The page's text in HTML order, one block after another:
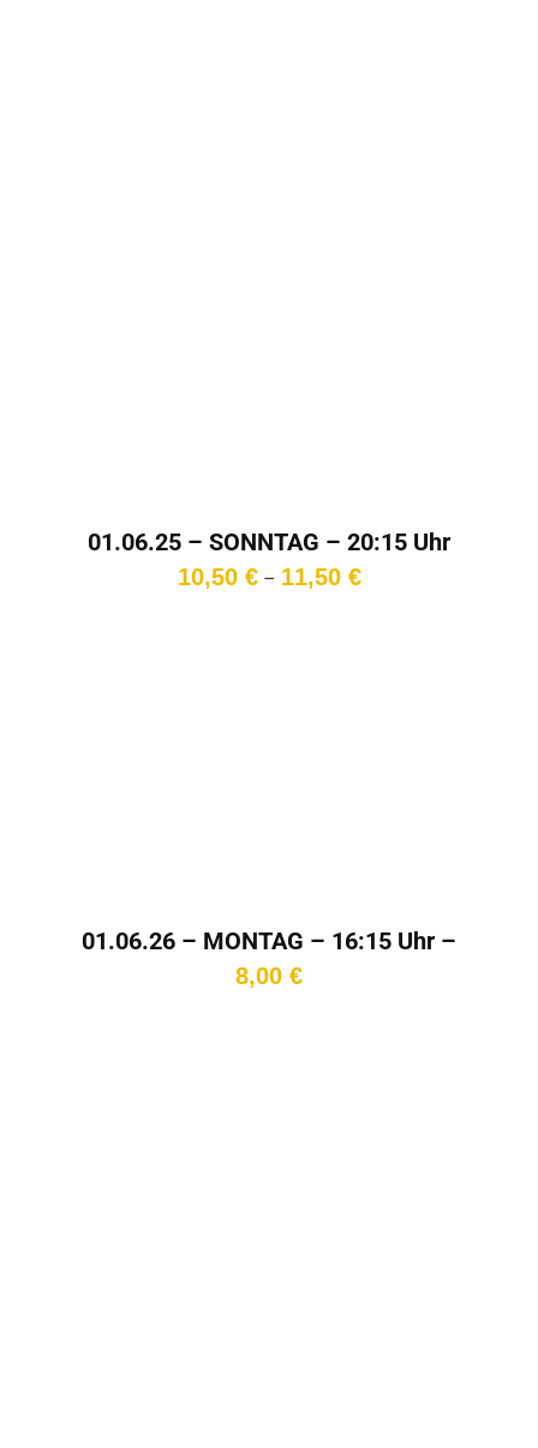
01.06.25 – SONNTAG – 20:15 Uhr
10,50 € – 11,50 €Preisspanne:
01.06.26 – MONTAG – 16:15 Uhr –
Kinotag
8,00 €